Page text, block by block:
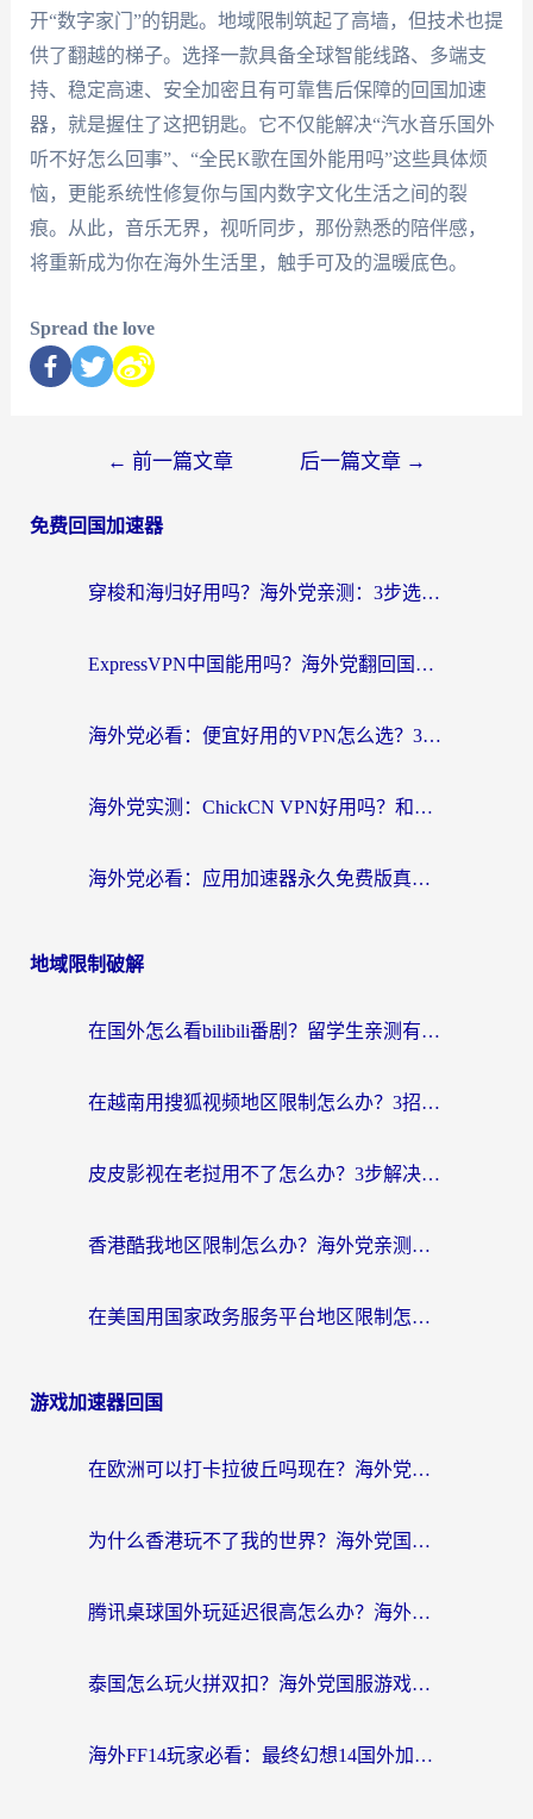
开“数字家门”的钥匙。地域限制筑起了高墙，但技术也提
供了翻越的梯子。选择一款具备全球智能线路、多端支
持、稳定高速、安全加密且有可靠售后保障的回国加速
器，就是握住了这把钥匙。它不仅能解决“汽水音乐国外
听不好怎么回事”、“全民K歌在国外能用吗”这些具体烦
恼，更能系统性修复你与国内数字文化生活之间的裂
痕。从此，音乐无界，视听同步，那份熟悉的陪伴感，
将重新成为你在海外生活里，触手可及的温暖底色。
Spread the love
← 前一篇文章 后一篇文章 →
免费回国加速器
穿梭和海归好用吗？海外党亲测：3步选对回国加速器，无缝刷国内剧玩手游
ExpressVPN中国能用吗？海外党翻回国内的加速器选择指南（附番茄加速器实测）
海外党必看：便宜好用的VPN怎么选？3步解决回国访问难题+Steam改区技巧
海外党实测：ChickCN VPN好用吗？和OurPlay VPN对比哪个回国效果更好？附避坑指南
海外党必看：应用加速器永久免费版真的靠谱吗？教你选对回国加速器无缝刷国内资源
地域限制破解
在国外怎么看bilibili番剧？留学生亲测有效的地域限制突破指南（附酷我酷狗音乐解决方法）
在越南用搜狐视频地区限制怎么办？3招解决海外看国内剧难题（附西瓜视频CCTV观看技巧）
皮皮影视在老挝用不了怎么办？3步解决海外看国内影视&财经的痛点
香港酷我地区限制怎么办？海外党亲测有效的回国加速方案来了
在美国用国家政务服务平台地区限制怎么办？海外华人必备的突破攻略（附追剧看片技巧）
游戏加速器回国
在欧洲可以打卡拉彼丘吗现在？海外党国服游戏加速器终极避坑指南
为什么香港玩不了我的世界？海外党国服游戏加速终极解决方案
腾讯桌球国外玩延迟很高怎么办？海外党亲测有效的国服游戏加速指南
泰国怎么玩火拼双扣？海外党国服游戏加速终极指南（附暗区突围植物大战僵尸实测）
海外FF14玩家必看：最终幻想14国外加速器下载安装全攻略+卡顿解决秘籍